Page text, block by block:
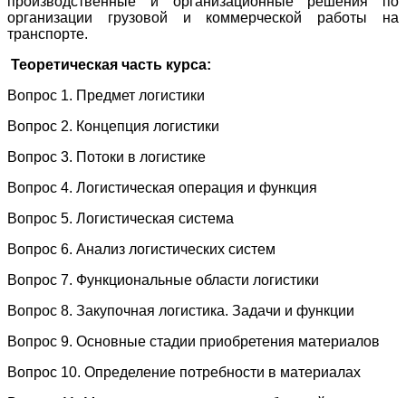
организации грузовой и коммерческой работы на
транспорте.
Теоретическая часть курса:
Вопрос 1. Предмет логистики
Вопрос 2. Концепция логистики
Вопрос 3. Потоки в логистике
Вопрос 4. Логистическая операция и функция
Вопрос 5. Логистическая система
Вопрос 6. Анализ логистических систем
Вопрос 7. Функциональные области логистики
Вопрос 8. Закупочная логистика. Задачи и функции
Вопрос 9. Основные стадии приобретения материалов
Вопрос 10. Определение потребности в материалах